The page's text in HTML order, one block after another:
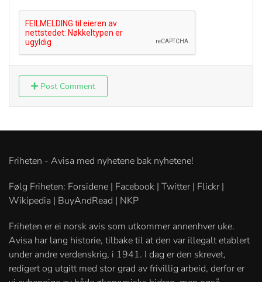
Post Comment
Friheten - Avisa med nyhetene bak nyhetene!
Følg Friheten: Forsidene | Facebook | Twitter | Flickr |
Wikipedia | BuyAndRead | NKP
Friheten er ei norsk avis som utkommer annenhver uke.
Avisa har lang historie, tilbake til at den var illegalt etablert
under andre verdenskrig, i 1941. I dag er den skrevet,
redigert og utgitt med stor grad av frivillig arbeid, derfor er